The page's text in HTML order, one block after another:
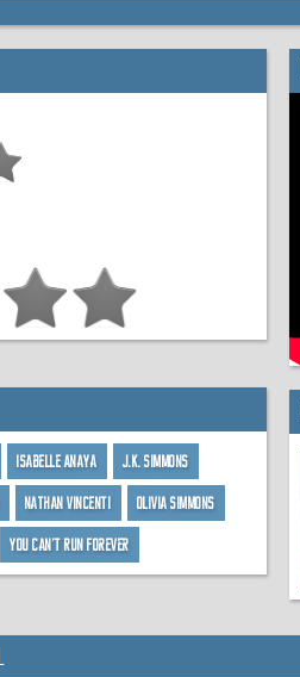
Isabelle Anaya J.K. Simmons
Nathan Vincenti Olivia Simmons
You Can't Run Forever